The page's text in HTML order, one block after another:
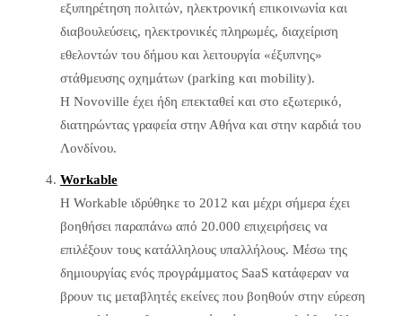
εξυπηρέτηση πολιτών, ηλεκτρονική επικοινωνία και
διαβουλεύσεις, ηλεκτρονικές πληρωμές, διαχείριση
εθελοντών του δήμου και λειτουργία «έξυπνης»
στάθμευσης οχημάτων (parking και mobility).
Η Novoville έχει ήδη επεκταθεί και στο εξωτερικό,
διατηρώντας γραφεία στην Αθήνα και στην καρδιά του
Λονδίνου.
Workable
H Workable ιδρύθηκε το 2012 και μέχρι σήμερα έχει
βοηθήσει παραπάνω από 20.000 επιχειρήσεις να
επιλέξουν τους κατάλληλους υπαλλήλους. Μέσω της
δημιουργίας ενός προγράμματος SaaS κατάφεραν να
βρουν τις μεταβλητές εκείνες που βοηθούν στην εύρεση